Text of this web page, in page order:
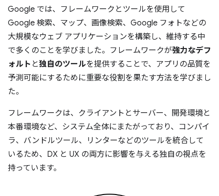
Google では、フレームワークとツールを使用して
Google 検索、マップ、画像検索、Google フォトなどの
大規模なウェブ アプリケーションを構築し、維持する中
で多くのことを学びました。フレームワークが強力なデフ
ォルト と独自のツールを提供することで、アプリの品質を
予測可能にするために重要な役割を果たす方法を学びまし
た。
フレームワークは、クライアントとサーバー、開発環境と
本番環境など、システム全体にまたがっており、コンパイ
ラ、バンドルツール、リンターなどのツールを統合して
いるため、DX と UX の両方に影響を与える独自の視点を
持っています。